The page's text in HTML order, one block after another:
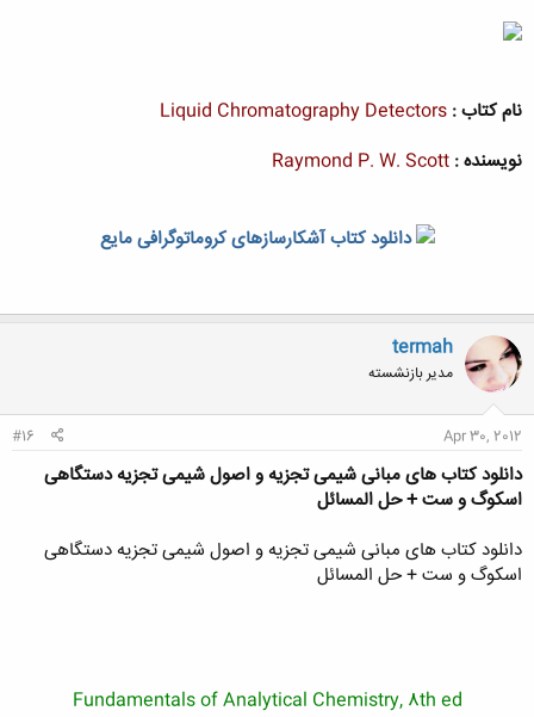
نام کتاب : Liquid Chromatography Detectors
نویسنده : Raymond P. W. Scott
دانلود کتاب آشکارسازهای کروماتوگرافی مایع
termah
مدیر بازنشسته
Apr 30, 2012
#16
دانلود کتاب های مبانی شیمی تجزیه و اصول شیمی تجزیه دستگاهی
اسکوگ و ست + حل المسائل
دانلود کتاب های مبانی شیمی تجزیه و اصول شیمی تجزیه دستگاهی
اسکوگ و ست + حل المسائل
Fundamentals of Analytical Chemistry, 8th ed